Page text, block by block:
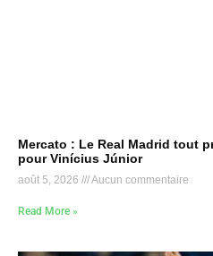
Mercato : Le Real Madrid tout
pour Vinícius Júnior
août 5, 2026 Aucun commentaire
Read More »